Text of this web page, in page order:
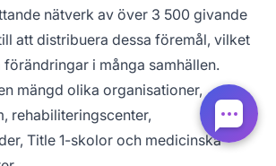
nätverk av över 3 500 givande
att distribuera dessa föremål, vilket
i många samhällen.
mängd olika organisationer,
rehabiliteringscenter,
Title 1-skolor och medicinska